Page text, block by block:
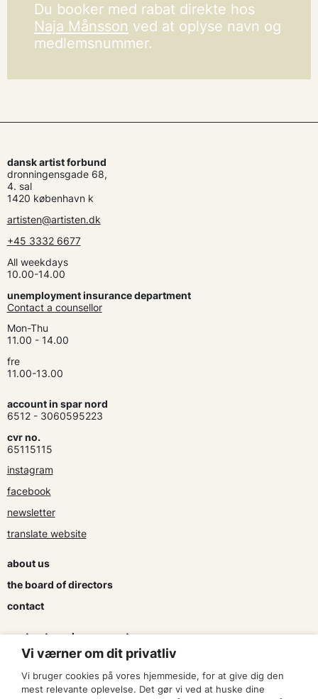
Du booker med rabat direkte hos
Naja Månsson ved at oplyse navn og
medlemsnummer.
dansk artist forbund
dronningensgade 68,
4. sal
1420 københavn k
artisten@artisten.dk
+45 3332 6677
All weekdays
10.00-14.00
unemployment insurance department
Contact a counsellor
Mon-Thu
11.00 - 14.00
fre
11.00-13.00
account in spar nord
6512 - 3060595223
cvr no.
65115115
instagram
facebook
newsletter
translate website
about us
the board of directors
contact
contracts and agreements
apply for a subsidy
press & logo
Vi værner om dit privatliv
Vi bruger cookies på vores hjemmeside, for at give dig den
mest relevante oplevelse. Det gør vi ved at huske dine